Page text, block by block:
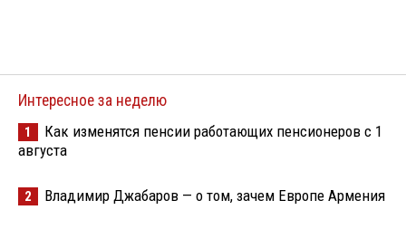
Интересное за неделю
1
Как изменятся пенсии работающих пенсионеров с 1
августа
2 Владимир Джабаров — о том, зачем Европе Армения